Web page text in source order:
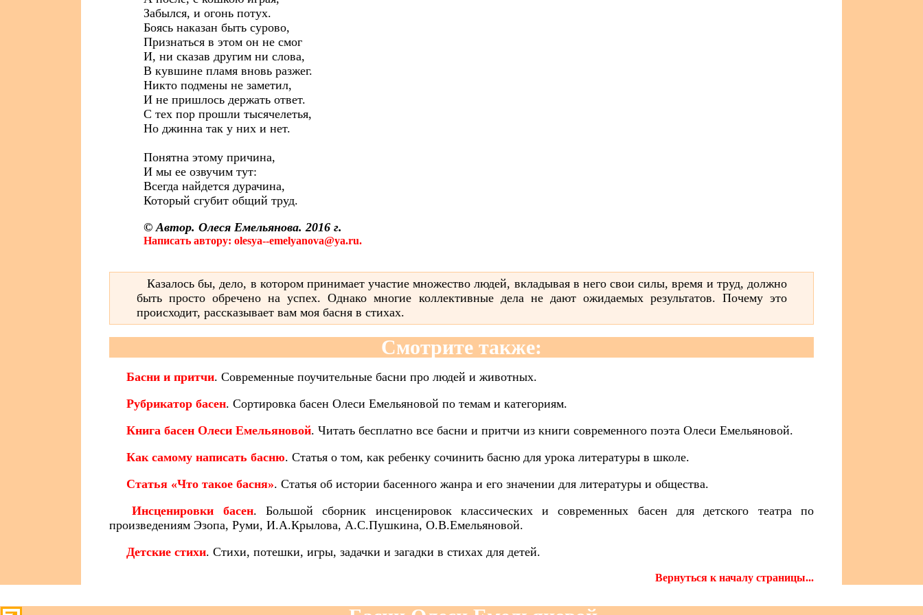
Забылся, и огонь потух.
Боясь наказан быть сурово,
Признаться в этом он не смог
И, ни сказав другим ни слова,
В кувшине пламя вновь разжег.
Никто подмены не заметил,
И не пришлось держать ответ.
С тех пор прошли тысячелетья,
Но джинна так у них и нет.
Понятна этому причина,
И мы ее озвучим тут:
Всегда найдется дурачина,
Который сгубит общий труд.
© Автор. Олеся Емельянова. 2016 г.
Написать автору: olesya--emelyanova@ya.ru.
Казалось бы, дело, в котором принимает участие множество людей, вкладывая в него свои силы, время и труд, должно
быть просто обречено на успех. Однако многие коллективные дела не дают ожидаемых результатов. Почему это
происходит, рассказывает вам моя басня в стихах.
Смотрите также:
Басни и притчи. Современные поучительные басни про людей и животных.
Рубрикатор басен. Сортировка басен Олеси Емельяновой по темам и категориям.
Книга басен Олеси Емельяновой. Читать бесплатно все басни и притчи из книги современного поэта Олеси Емельяновой.
Как самому написать басню. Статья о том, как ребенку сочинить басню для урока литературы в школе.
Статья «Что такое басня». Статья об истории басенного жанра и его значении для литературы и общества.
Инсценировки басен. Большой сборник инсценировок классических и современных басен для детского театра по
произведениям Эзопа, Руми, И.А.Крылова, А.С.Пушкина, О.В.Емельяновой.
Детские стихи. Стихи, потешки, игры, задачки и загадки в стихах для детей.
Вернуться к началу страницы...